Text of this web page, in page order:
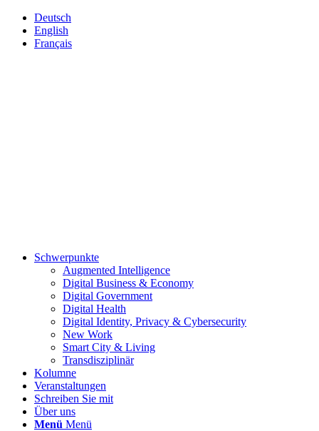
Deutsch
English
Français
Schwerpunkte
Augmented Intelligence
Digital Business & Economy
Digital Government
Digital Health
Digital Identity, Privacy & Cybersecurity
New Work
Smart City & Living
Transdisziplinär
Kolumne
Veranstaltungen
Schreiben Sie mit
Über uns
Menü Menü